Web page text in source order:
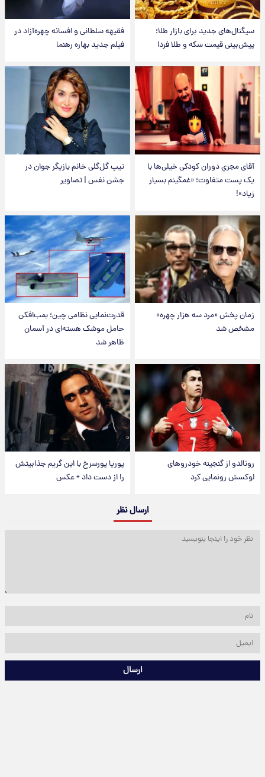
سیگنال‌های جدید برای بازار طلا؛
پیش‌بینی قیمت سکه و طلا فردا
فقیهه سلطانی و افسانه چهره‌آزاد در
فیلم جدید بهاره رهنما
آقای مجریِ دوران کودکی خیلی‌ها با
یک پست متفاوت؛ «غمگینم بسیار
زیاد»!
تیپ گل‌گلی خانم بازیگر جوان در
جشن نفس | تصاویر
زمان پخش «مرد سه هزار چهره»
مشخص شد
قدرت‌نمایی نظامی چین؛ بمب‌افکن
حامل موشک هسته‌ای در آسمان
ظاهر شد
رونالدو از گنجینه خودروهای
لوکسش رونمایی کرد
پوریا پورسرخ با این گریم جذابیتش
را از دست داد + عکس
ارسال نظر
ارسال